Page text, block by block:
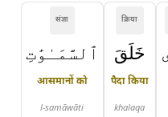
क्रिया
خَلَقَ
पैदा किया
khalaqa
संज्ञा
ٱلسَّمَـٰوَٰتِ
आसमानों को
l-samāwāti